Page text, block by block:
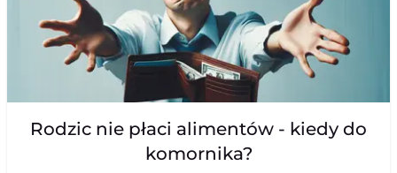
Rodzic nie płaci alimentów - kiedy do
komornika?